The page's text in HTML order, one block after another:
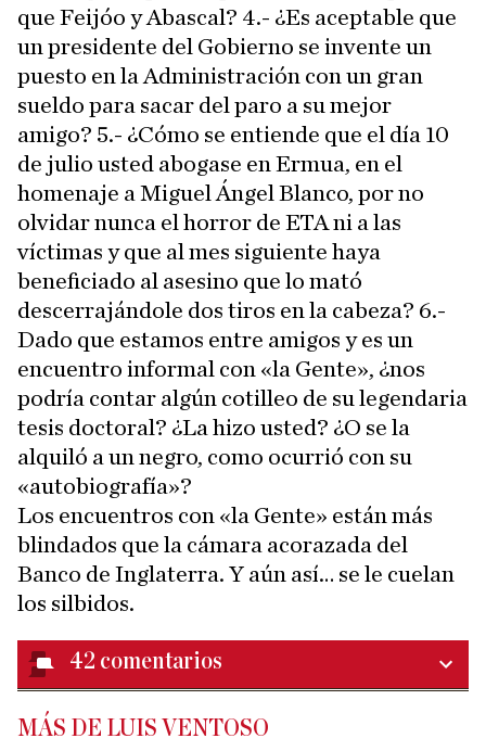
que Feijóo y Abascal? 4.- ¿Es aceptable que
un presidente del Gobierno se invente un
puesto en la Administración con un gran
sueldo para sacar del paro a su mejor
amigo? 5.- ¿Cómo se entiende que el día 10
de julio usted abogase en Ermua, en el
homenaje a Miguel Ángel Blanco, por no
olvidar nunca el horror de ETA ni a las
víctimas y que al mes siguiente haya
beneficiado al asesino que lo mató
descerrajándole dos tiros en la cabeza? 6.-
Dado que estamos entre amigos y es un
encuentro informal con «la Gente», ¿nos
podría contar algún cotilleo de su legendaria
tesis doctoral? ¿La hizo usted? ¿O se la
alquiló a un negro, como ocurrió con su
«autobiografía»?
Los encuentros con «la Gente» están más
blindados que la cámara acorazada del
Banco de Inglaterra. Y aún así… se le cuelan
los silbidos.
42 comentarios
MÁS DE LUIS VENTOSO